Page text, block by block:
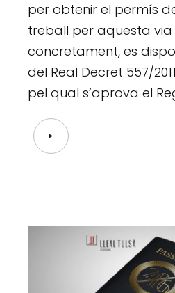
per obtenir el permís
treball per aquesta via
concretament, es
del Real Decret 557/
pel qual s’aprova el